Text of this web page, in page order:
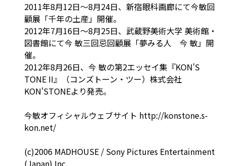
2011年8月12日～8月24日、新宿眼科画廊にて今敏回
顧展「千年の土産」開催。
2012年7月16日～8月25日、武蔵野美術大学 美術館・
図書館にて今 敏三回忌回顧展「夢みる人 今 敏」開
催。
2012年8月26日、今 敏の第2エッセイ集『KON'S
TONE II』（コンズトーン・ツー）株式会社
KON'STONEより発売。
今敏オフィシャルウェブサイト http://konstone.s-
kon.net/
(c)2006 MADHOUSE / Sony Pictures Entertainment